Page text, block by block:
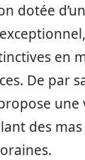
dotée
en
De par
une
des